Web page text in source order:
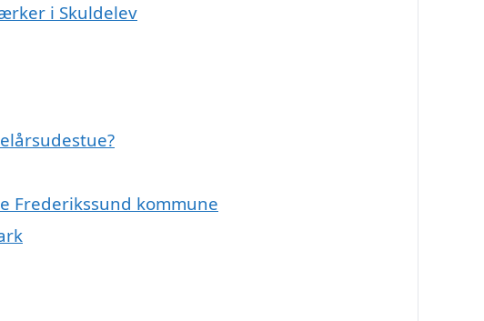
i Skuldelev
Frederikssund kommune